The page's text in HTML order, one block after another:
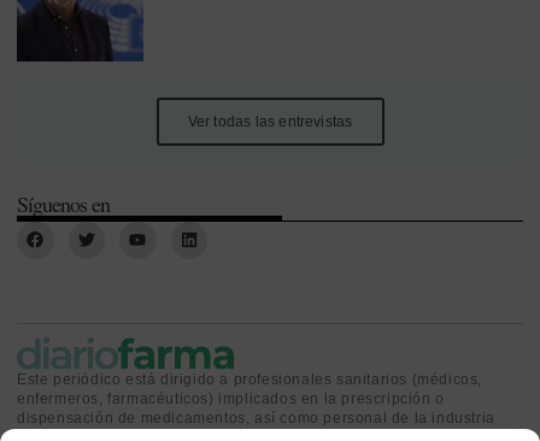
Ver todas las entrevistas
Síguenos en
Este periódico está dirigido a profesionales sanitarios (médicos,
enfermeros, farmacéuticos) implicados en la prescripción o
dispensación de medicamentos, así como personal de la industria